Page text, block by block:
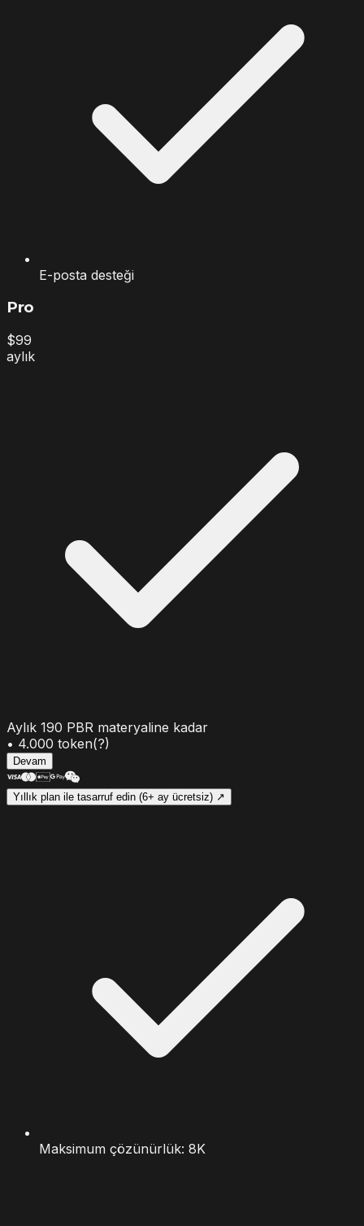
E-posta desteği
Pro
$99
aylık
Aylık 190 PBR materyaline kadar
• 4.000 token(?)
Devam
Yıllık plan ile tasarruf edin (6+ ay ücretsiz) ↗
Maksimum çözünürlük: 8K